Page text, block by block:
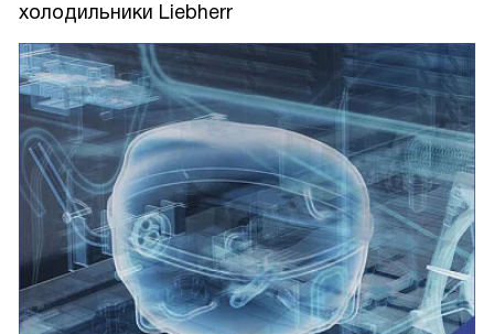
холодильники Liebherr